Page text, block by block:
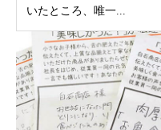
いたところ、唯一...